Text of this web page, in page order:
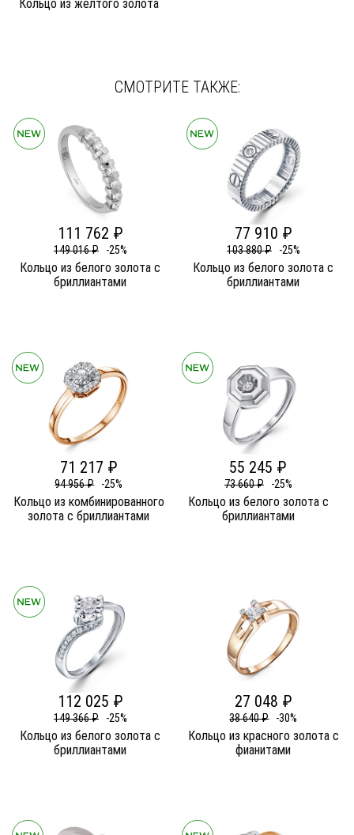
Кольцо из желтого золота
СМОТРИТЕ ТАКЖЕ:
111 762 ₽
149 016 ₽ -25%
Кольцо из белого золота c
бриллиантами
77 910 ₽
103 880 ₽ -25%
Кольцо из белого золота c
бриллиантами
71 217 ₽
94 956 ₽ -25%
Кольцо из комбинированного
золота c бриллиантами
55 245 ₽
73 660 ₽ -25%
Кольцо из белого золота c
бриллиантами
112 025 ₽
149 366 ₽ -25%
Кольцо из белого золота c
бриллиантами
27 048 ₽
38 640 ₽ -30%
Кольцо из красного золота c
фианитами